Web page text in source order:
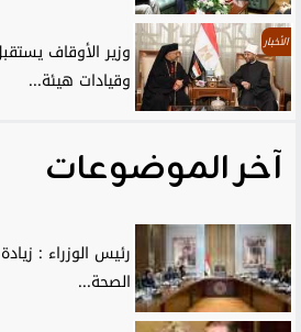
الأخبار
وزير الأوقاف
وقيادات هيئة...
آخر الموضوعات
رئيس الوزراء :
الصحة...